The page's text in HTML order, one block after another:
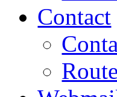
Contact
Route